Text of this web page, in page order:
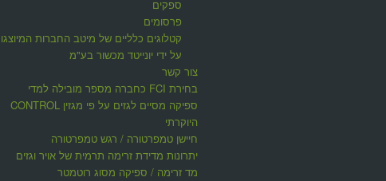
ספקים
פרסומים
קטלוגים כלליים של מיטב החברות המיוצגות
על ידי יונייטד מכשור בע"מ
צור קשר
בחירת FCI כחברה מספר מובילה למדי
ספיקה מסיים לגזים על פי מגזין CONTROL
היוקרתי
חיישן טמפרטורה / רגש טמפרטורה
יתרונות מדידת זרימה תרמית של אויר וגזים
מד זרימה / ספיקה מסוג רוטמטר